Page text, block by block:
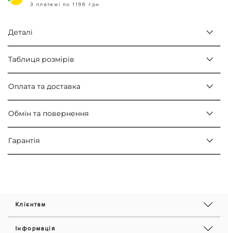
3 платежі по 1196 грн
Деталі
Таблиця розмірів
Оплата та доставка
Обмін та повернення
Гарантія
Клієнтам
Інформація